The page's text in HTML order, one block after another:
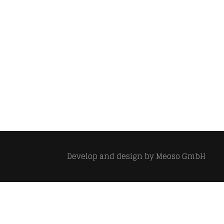
Develop and design byMeoso GmbH